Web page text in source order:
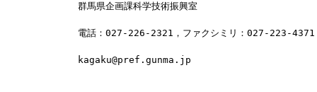
群馬県企画課科学技術振興室
電話：027-226-2321，ファクシミリ：027-223-4371
kagaku@pref.gunma.jp